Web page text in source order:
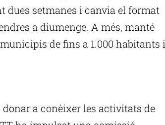
dues setmanes i canvia el format
a diumenge. A més, manté
de fins a 1.000 habitants i
a conèixer les activitats de